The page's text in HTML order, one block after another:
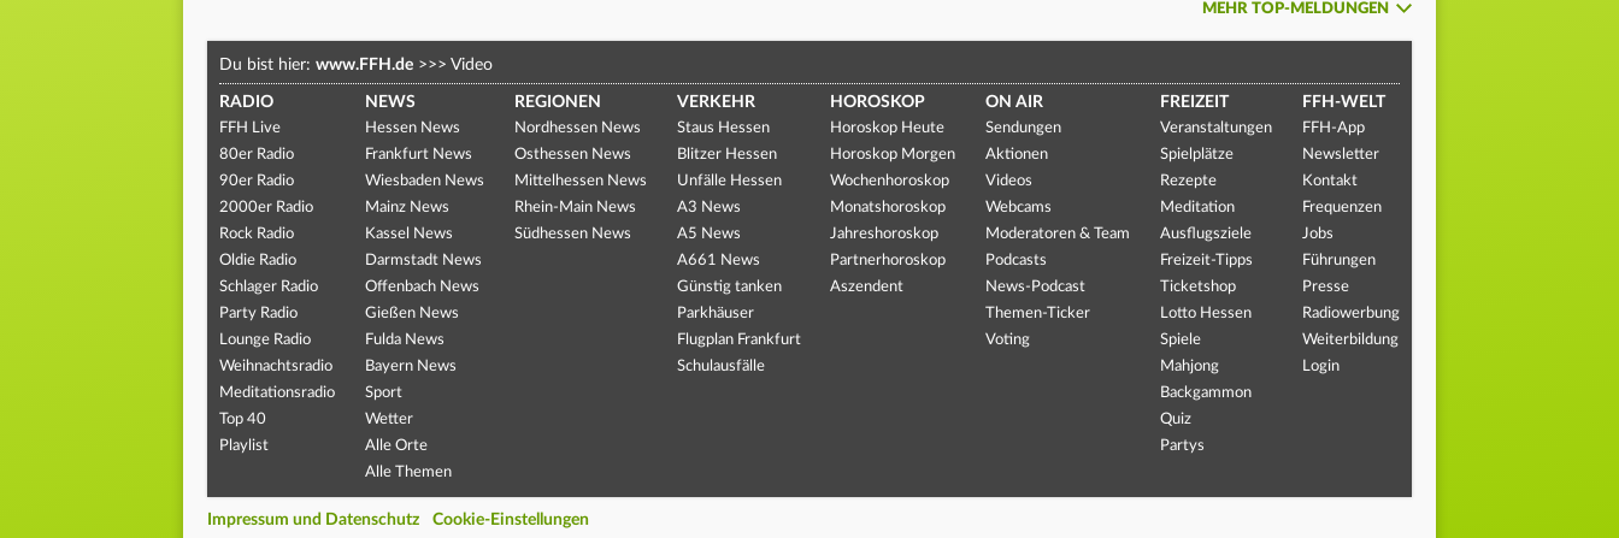
MEHR TOP-MELDUNGEN
Du bist hier: www.FFH.de >>> Video
RADIO
FFH Live
80er Radio
90er Radio
2000er Radio
Rock Radio
Oldie Radio
Schlager Radio
Party Radio
Lounge Radio
Weihnachtsradio
Meditationsradio
Top 40
Playlist
NEWS
Hessen News
Frankfurt News
Wiesbaden News
Mainz News
Kassel News
Darmstadt News
Offenbach News
Gießen News
Fulda News
Bayern News
Sport
Wetter
Alle Orte
Alle Themen
REGIONEN
Nordhessen News
Osthessen News
Mittelhessen News
Rhein-Main News
Südhessen News
VERKEHR
Staus Hessen
Blitzer Hessen
Unfälle Hessen
A3 News
A5 News
A661 News
Günstig tanken
Parkhäuser
Flugplan Frankfurt
Schulausfälle
HOROSKOP
Horoskop Heute
Horoskop Morgen
Wochenhoroskop
Monatshoroskop
Jahreshoroskop
Partnerhoroskop
Aszendent
ON AIR
Sendungen
Aktionen
Videos
Webcams
Moderatoren & Team
Podcasts
News-Podcast
Themen-Ticker
Voting
FREIZEIT
Veranstaltungen
Spielplätze
Rezepte
Meditation
Ausflugsziele
Freizeit-Tipps
Ticketshop
Lotto Hessen
Spiele
Mahjong
Backgammon
Quiz
Partys
FFH-WELT
FFH-App
Newsletter
Kontakt
Frequenzen
Jobs
Führungen
Presse
Radiowerbung
Weiterbildung
Login
Impressum und Datenschutz Cookie-Einstellungen